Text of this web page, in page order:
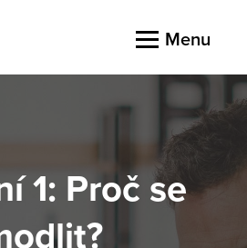
Menu
1: Proč se